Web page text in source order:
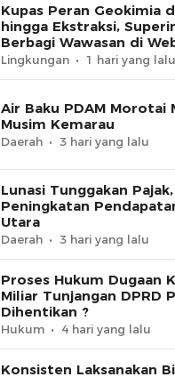
Kupas Peran Geokimia
hingga Ekstraksi,
Berbagi Wawasan di
UNG
Lingkungan 1 hari yang lalu
Air Baku PDAM Morotai
Musim Kemarau
Daerah 3 hari yang lalu
Lunasi Tunggakan
Peningkatan
Utara
Daerah 3 hari yang lalu
Proses Hukum Dugaan
Miliar Tunjangan DPRD
Dihentikan ?
Hukum 4 hari yang lalu
Konsisten Laksanakan